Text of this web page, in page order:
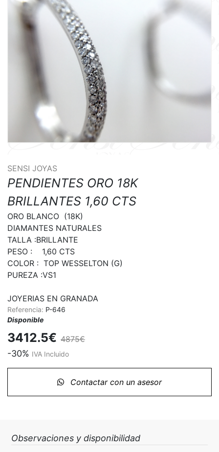
SENSI JOYAS
PENDIENTES ORO 18K
BRILLANTES 1,60 CTS
ORO BLANCO  (18K)
DIAMANTES NATURALES
TALLA :BRILLANTE
PESO :    1,60 CTS
COLOR :  TOP WESSELTON (G)
PUREZA :VS1
JOYERIAS EN GRANADA
Referencia: P-646
Disponible
3412.5€ 4875€
-30% IVA Incluido
Contactar con un asesor
Observaciones y disponibilidad